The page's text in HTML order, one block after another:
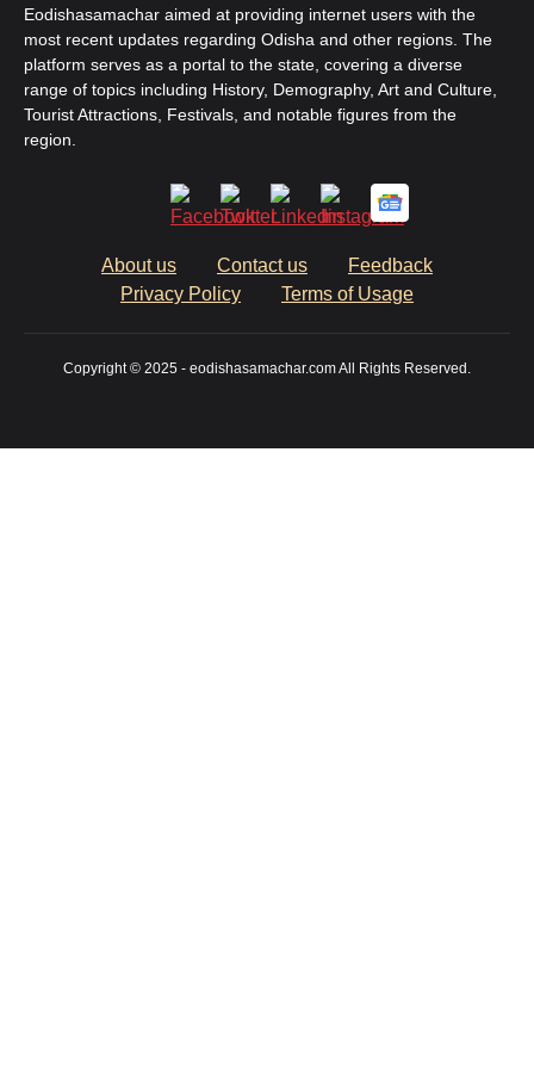
Eodishasamachar aimed at providing internet users with the
most recent updates regarding Odisha and other regions. The
platform serves as a portal to the state, covering a diverse
range of topics including History, Demography, Art and Culture,
Tourist Attractions, Festivals, and notable figures from the
region.
About us Contact us
Feedback
Privacy Policy
Terms of Usage
Copyright © 2025 - eodishasamachar.com All Rights Reserved.